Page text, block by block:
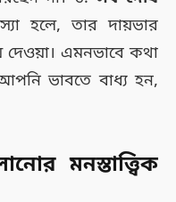
হলে, তার দায়ভার
এমনভাবে কথা
ভাবতে বাধ্য হন,
মনস্তাত্ত্বিক